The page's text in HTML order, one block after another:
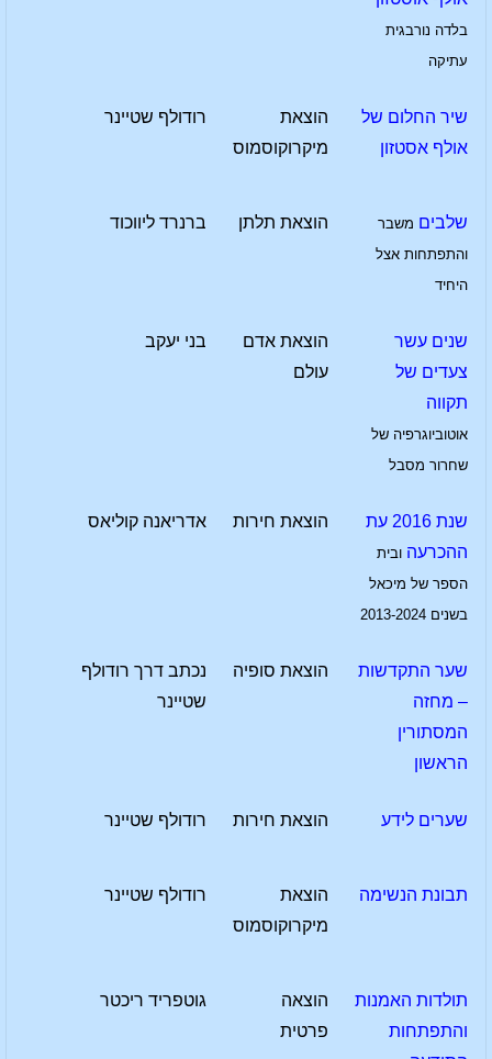
בלדה נורבגית
עתיקה
שיר החלום של
אולף אסטזון
הוצאת
מיקרוקוסמוס
רודולף שטיינר
שלבים משבר
והתפתחות אצל
היחיד
הוצאת תלתן ברנרד ליווכוד
שנים עשר
צעדים של
תקווה
אוטוביוגרפיה של
שחרור מסבל
הוצאת אדם
עולם
בני יעקב
שנת 2016 עת
ההכרעה ובית
הספר של מיכאל
בשנים 2013-2024
הוצאת חירות אדריאנה קוליאס
שער התקדשות
– מחזה
המסתורין
הראשון
הוצאת סופיה
נכתב דרך רודולף
שטיינר
שערים לידע הוצאת חירות רודולף שטיינר
תבונת הנשימה
הוצאת
מיקרוקוסמוס
רודולף שטיינר
תולדות האמנות
והתפתחות
הוצאה
פרטית
גוטפריד ריכטר